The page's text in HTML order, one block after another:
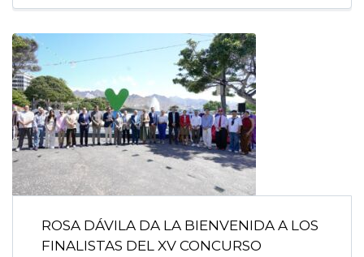
ROSA DÁVILA DA LA BIENVENIDA A LOS
FINALISTAS DEL XV CONCURSO